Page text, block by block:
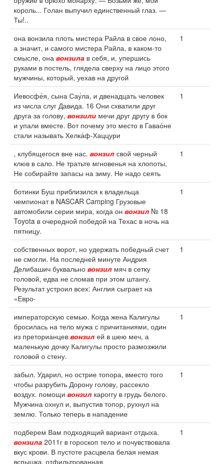
король... Голан выпучил единственный глаз. —
Ты!..
она вонзила плоть мистера Райла в свое лоно,
а значит, и самого мистера Райла, в каком-то
смысле, она вонзила в себя, и, упершись
руками в постель, глядела сверху на лицо этого
мужчины, который, уехав на другой
1
Иевосфе́я, сына Сау́ла, и двенадцать человек
из числа слуг Давида. 16 Они схватили друг
друга за голову, вонзили мечи друг другу в бок
и упали вместе. Вот почему это место в Гавао́не
стали называть Хелка́ф-Хаццури
1
, клубящегося вне нас. вонзил свой черный
клюв в сало. Не тратьте мгновенья на хлопоты,
Не собирайте запасы на зиму. Не надо сеять
1
ботинки Буш приблизился к владельца
чемпионат в NASCAR Camping Грузовые
автомобили серии мира, когда он вонзил № 18
Toyota в очередной победой на Техас в ночь на
пятницу.
1
собственных ворот, но удержать победный счет
не смогли. На последней минуте Андрия
Делибашич буквально вонзил мяч в сетку
головой, едва не сломав при этом штангу.
Результат устроил всех: Англия сыграет на
«Евро-
1
императорскую семью. Когда жена Калигулы
бросилась на тело мужа с причитаниями, один
из преторианцев вонзил ей в шею меч, а
маленькую дочку Калигулы просто размозжили
головой о стену.
1
забыл. Ударил, но острие топора, вместо того
чтобы разрубить Дорону голову, рассекло
воздух. помощи вонзил кароггу в грудь белого.
Мужчина охнул и, выпустив топор, рухнул на
землю. Только теперь в нападение
1
подберем Вам подходящий вариант отдыха.
вонзила 2011г в гороскоп тело и почувствовала
вкус крови. В пустоте расцвела белая немая
вспышка, отфильтрованная
1